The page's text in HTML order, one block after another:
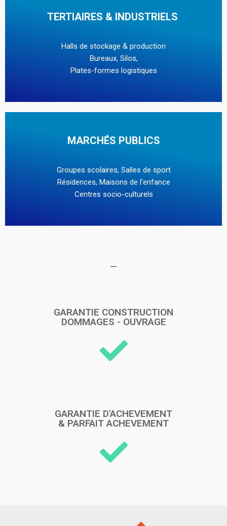
TERTIAIRES & INDUSTRIELS
Halls de stockage & production
Bureaux, Silos,
Plates-formes logistiques
MARCHÉS PUBLICS
Groupes scolaires, Salles de sport
Résidences, Maisons de l’enfance
Centres socio-culturels
GARANTIE CONSTRUCTION
DOMMAGES - OUVRAGE
GARANTIE D'ACHEVEMENT
& PARFAIT ACHEVEMENT